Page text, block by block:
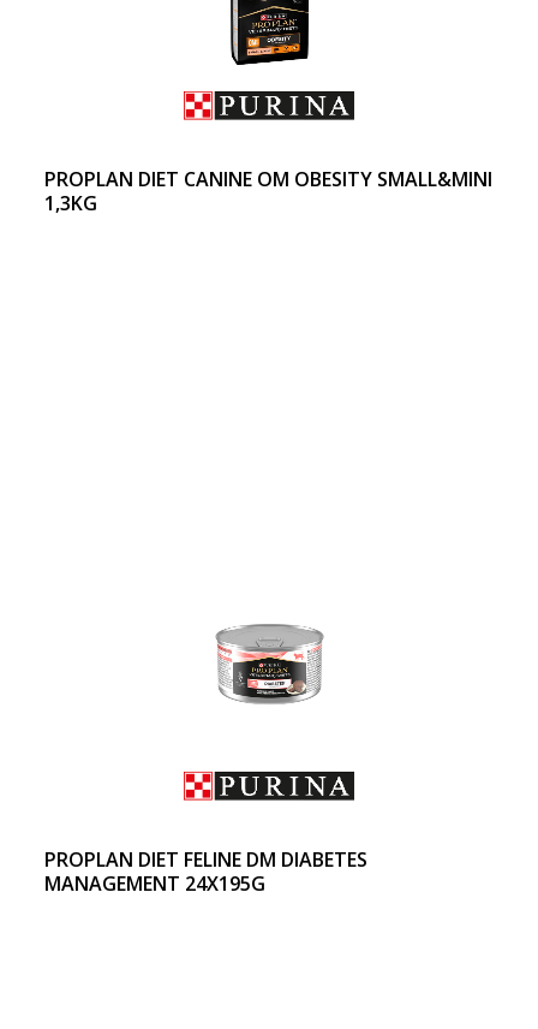
PROPLAN DIET CANINE OM OBESITY SMALL&MINI
1,3KG
PROPLAN DIET FELINE DM DIABETES
MANAGEMENT 24X195G